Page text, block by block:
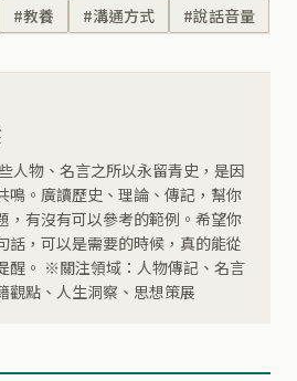
#教養 #溝通方式
#說話音量
人物、名言之所以永留青史，是因
鳴。廣讀歷史、理論、傳記，幫你
，有沒有可以參考的範例。希望你
話，可以是需要的時候，真的能從
醒。 ※關注領域：人物傳記、名言
觀點、人生洞察、思想策展